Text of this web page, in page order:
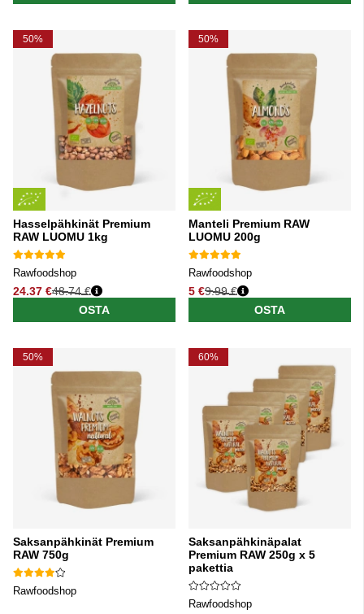
50%
Hasselpähkinät Premium
RAW LUOMU 1kg
Rawfoodshop
24.37 €
Normaali hinta
48.74 €
OSTA
50%
Manteli Premium RAW
LUOMU 200g
Rawfoodshop
5 €
Normaali hinta
9.99 €
OSTA
50%
Saksanpähkinät Premium
RAW 750g
Rawfoodshop
60%
Saksanpähkinäpalat
Premium RAW 250g x 5
pakettia
Rawfoodshop